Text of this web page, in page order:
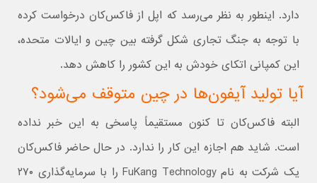
دارد. اینطور به نظر می‌رسد که اپل از فاکس‌کان درخواست کرده
با توجه به جنگ تجاری شکل گرفته بین چین و ایالات متحده،
این کمپانی اتکای خودش به این کشور را کاهش دهد.
آیا تولید آیفون‌ها در چین متوقف می‌شود؟
البته فاکس‌کان تا کنون مستقیماً پاسخی به این خبر نداده
است. شاید هم اجازه این کار را ندارد. در حال حاضر فاکس‌کان
یک شرکت به نام FuKang Technology را با سرمایه‌گذاری ۲۷۰